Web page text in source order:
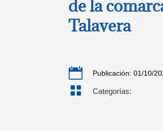
de la
Talavera
 Publicación: 01/10/
 Categorías: